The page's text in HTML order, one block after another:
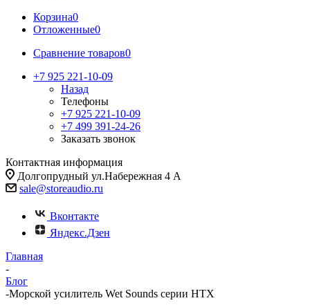
Корзина0
Отложенные0
Сравнение товаров0
+7 925 221-10-09
Назад
Телефоны
+7 925 221-10-09
+7 499 391-24-26
Заказать звонок
Контактная информация
Долгопрудный ул.Набережная 4 А
sale@storeaudio.ru
Вконтакте
Яндекс.Дзен
Главная
-
Блог
-Морской усилитель Wet Sounds серии HTX